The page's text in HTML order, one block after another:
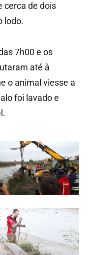
cerca de dois
lodo.
7h00 e os
até à
o animal viesse a
foi lavado e